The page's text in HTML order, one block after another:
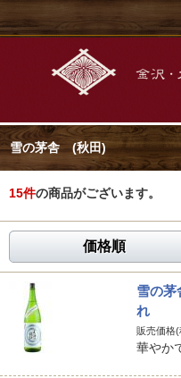
雪の茅舎 (秋田)
15件の商品がございます。
価格順
雪の
れ
販売価格(
華やか